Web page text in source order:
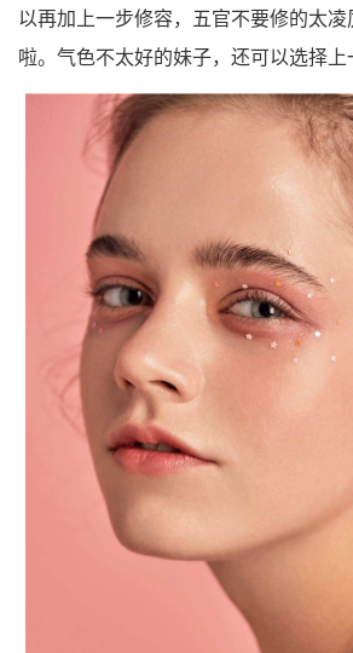
以再加上一步修容，五官不要修的太
啦。气色不太好的妹子，还可以选择上